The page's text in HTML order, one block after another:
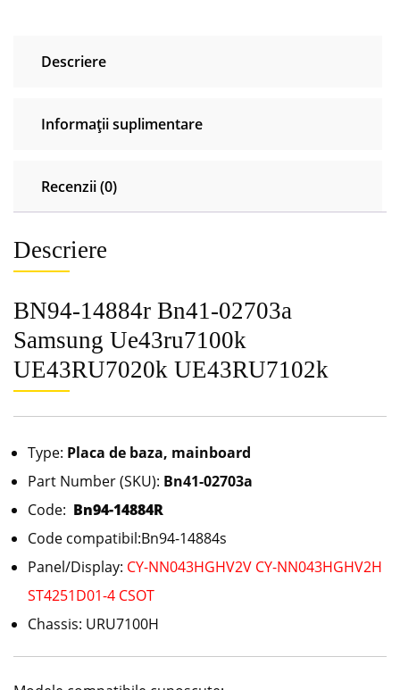
Descriere
Informații suplimentare
Recenzii (0)
Descriere
BN94-14884r Bn41-02703a
Samsung Ue43ru7100k
UE43RU7020k UE43RU7102k
Type: Placa de baza, mainboard
Part Number (SKU): Bn41-02703a
Code: Bn94-14884R
Code compatibil:Bn94-14884s
Panel/Display: CY-NN043HGHV2V CY-NN043HGHV2H
ST4251D01-4 CSOT
Chassis: URU7100H